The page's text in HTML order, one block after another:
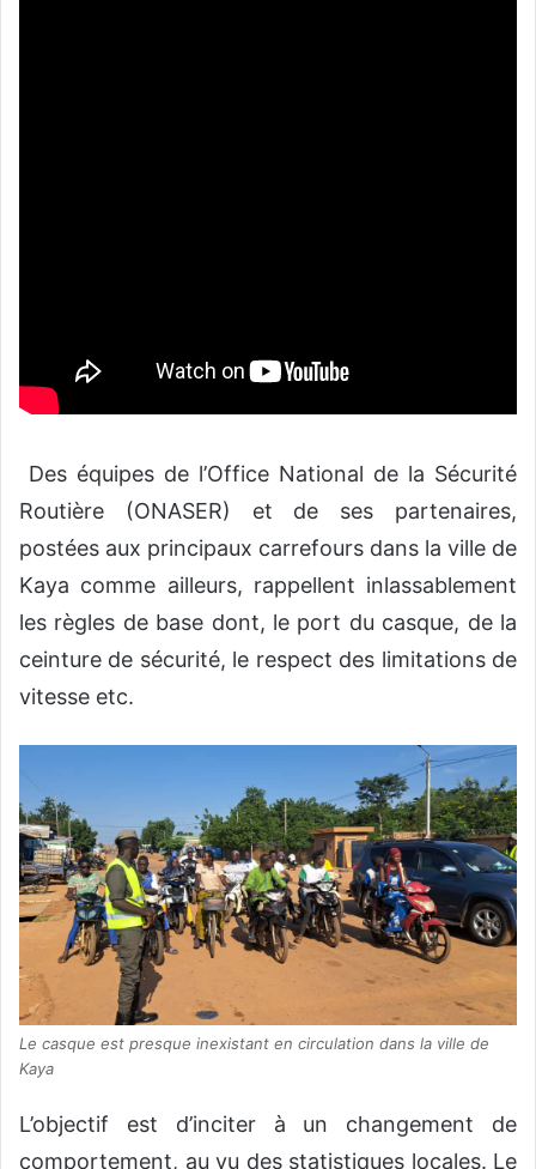
Des équipes de l’Office National de la Sécurité
Routière (ONASER) et de ses partenaires,
postées aux principaux carrefours dans la ville de
Kaya comme ailleurs, rappellent inlassablement
les règles de base dont, le port du casque, de la
ceinture de sécurité, le respect des limitations de
vitesse etc.
Le casque est presque inexistant en circulation dans la ville de
Kaya
L’objectif est d’inciter à un changement de
comportement, au vu des statistiques locales. Le